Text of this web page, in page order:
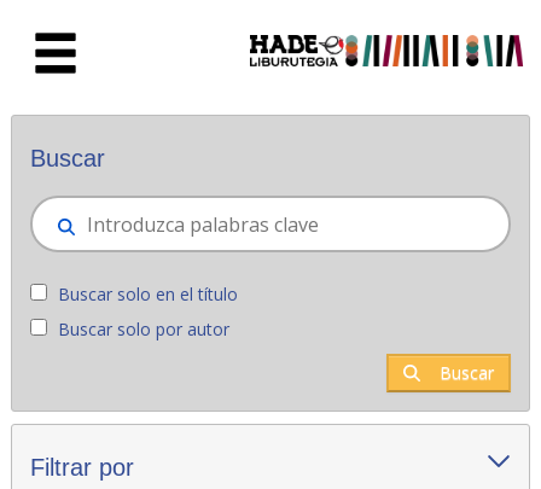
Novedades - Liburutegia
Buscar
Buscar solo en el título
Buscar solo por autor
Buscar
Filtrar por